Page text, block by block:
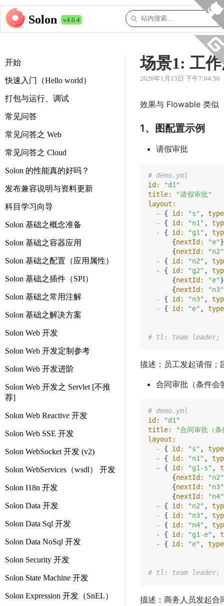
Solon v4.0.4
开始
快速入门（Hello world）
打包与运行、调试
常见问答
常见问答之 Web
常见问答之 Cloud
Solon 的性能真的好吗？
发布兼容说明与资料更新
科目学习向导
Solon 基础之概念准备
Solon 基础之容器应用
Solon 基础之配置（应用属性）
Solon 基础之插件（SPI）
Solon 基础之常用注解
Solon 基础之解决方案
Solon Web 开发
Solon Web 开发定制参考
Solon Web 开发进阶
Solon Web 开发之 Servlet [不推
荐]
Solon Web Reactive 开发
Solon Web SSE 开发
Solon WebSocket 开发 (v2)
Solon WebServices（wsdl） 开发
Solon I18n 开发
Solon Data 开发
Solon Data Sql 开发
Solon Data NoSql 开发
Solon Security 开发
Solon State Machine 开发
Solon Expression 开发（SnEL）
场景1: 工
2026年1月13日 下午7:04:56
效果与 Flowable 类似
1、图配置示例
请假审批
# demo.yml
id:
"d1"
title:
"请假审批"
layout:
-
{ id: "s" ,
-
{ id: "n1" ,
-
{ id: "g1" ,
      {
nextId: "e"
      {
nextId:
"n2"
-
{ id: "n2" ,
-
{ id: "g2" ,
      {
nextId: "e"
      {
nextId:
"n3"
-
{ id: "n3" ,
-
{ id: "e" ,
# tl: team leader;
描述：员工发起请假；
合同审批（条件会
# demo.yml
id:
"d1"
title:
"合同审批（
layout:
-
{ id: "s" ,
-
{ id: "n1" ,
-
{ id: "g1-s" ,
      {
nextId:
"n2"
      {
nextId:
"n3"
      {
nextId:
"n4"
-
{ id: "n2" ,
-
{ id: "n3" ,
-
{ id: "n4" ,
-
{ id: "g1-e" ,
-
{ id: "e" ,
# tl: team leader;
描述：商务人员发起合